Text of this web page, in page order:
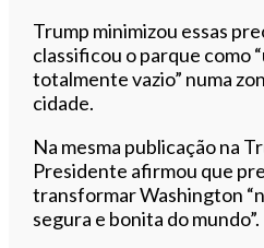
Trump minimizou essas
classificou o parque como
totalmente vazio” numa
cidade.
Na mesma publicação na
Presidente afirmou que
transformar Washington
segura e bonita do mundo”.